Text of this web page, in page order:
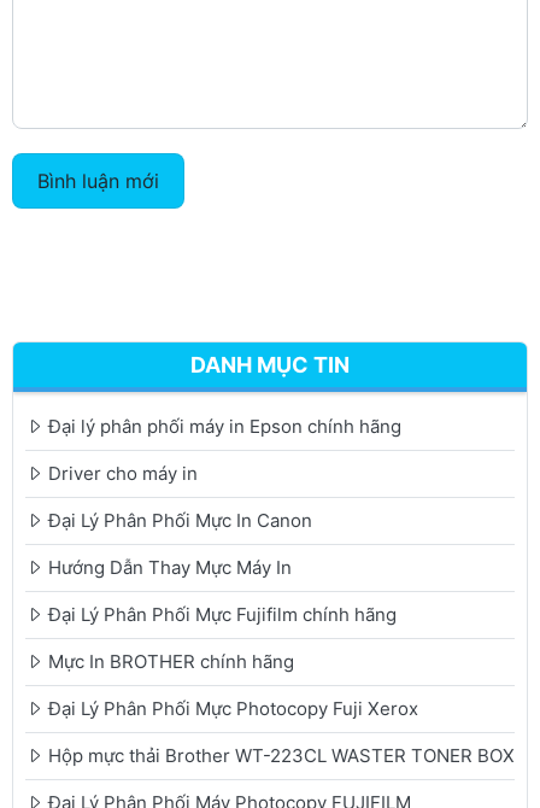
Bình luận mới
DANH MỤC TIN
Đại lý phân phối máy in Epson chính hãng
Driver cho máy in
Đại Lý Phân Phối Mực In Canon
Hướng Dẫn Thay Mực Máy In
Đại Lý Phân Phối Mực Fujifilm chính hãng
Mực In BROTHER chính hãng
Đại Lý Phân Phối Mực Photocopy Fuji Xerox
Hộp mực thải Brother WT-223CL WASTER TONER BOX
Đại Lý Phân Phối Máy Photocopy FUJIFILM